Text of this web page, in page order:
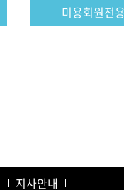
미용회원전용
지사안내